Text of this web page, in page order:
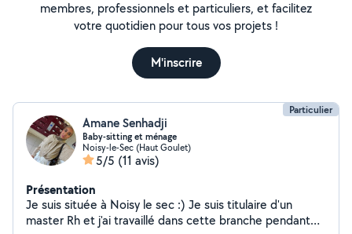
membres, professionnels et particuliers, et facilitez
votre quotidien pour tous vos projets !
M'inscrire
Particulier
Amane Senhadji
Baby-sitting et ménage
Noisy-le-Sec (Haut Goulet)
5/5 (11 avis)
Présentation
Je suis située à Noisy le sec :) Je suis titulaire d'un
master Rh et j'ai travaillé dans cette branche pendant